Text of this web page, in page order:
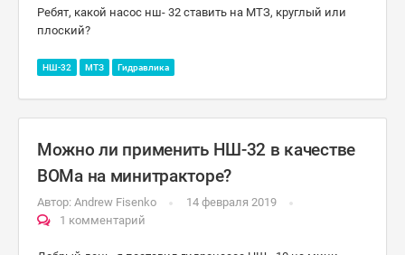
Ребят, какой насос нш- 32 ставить на МТЗ, круглый или
плоский?
НШ-32 МТЗ Гидравлика
Можно ли применить НШ-32 в качестве
ВОМа на минитракторе?
Автор: Andrew Fisenko
14 февраля 2019
1 комментарий